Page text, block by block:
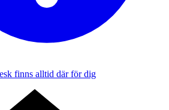
finns alltid där för dig